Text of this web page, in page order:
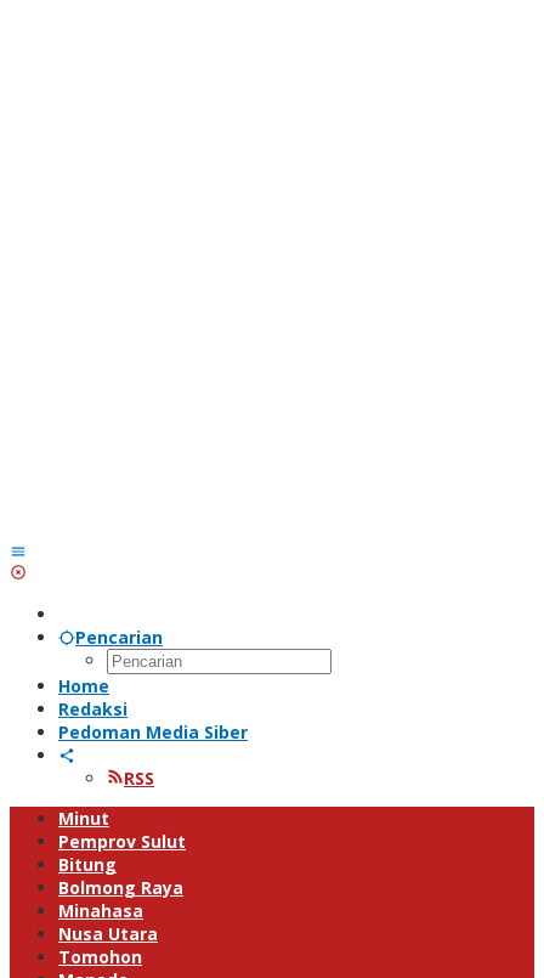
Pencarian
Home
Redaksi
Pedoman Media Siber
RSS
Minut
Pemprov Sulut
Bitung
Bolmong Raya
Minahasa
Nusa Utara
Tomohon